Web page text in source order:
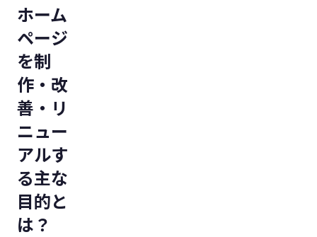
ホーム
ページ
を制
作・改
善・リ
ニュー
アルす
る主な
目的と
は？